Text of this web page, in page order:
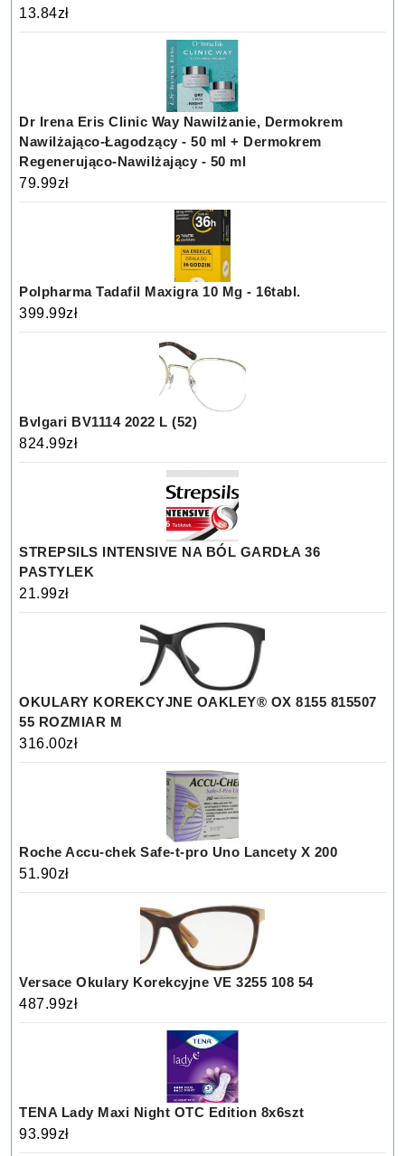
13.84zł
Dr Irena Eris Clinic Way Nawilżanie, Dermokrem
Nawilżająco-Łagodzący - 50 ml + Dermokrem
Regenerująco-Nawilżający - 50 ml
79.99zł
Polpharma Tadafil Maxigra 10 Mg - 16tabl.
399.99zł
Bvlgari BV1114 2022 L (52)
824.99zł
STREPSILS INTENSIVE NA BÓL GARDŁA 36
PASTYLEK
21.99zł
OKULARY KOREKCYJNE OAKLEY® OX 8155 815507
55 ROZMIAR M
316.00zł
Roche Accu-chek Safe-t-pro Uno Lancety X 200
51.90zł
Versace Okulary Korekcyjne VE 3255 108 54
487.99zł
TENA Lady Maxi Night OTC Edition 8x6szt
93.99zł